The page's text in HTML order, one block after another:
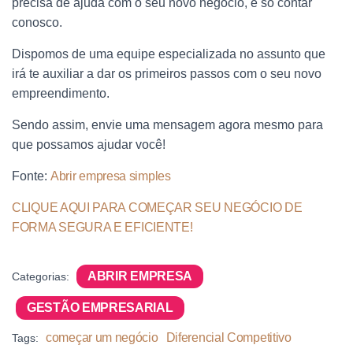
precisa de ajuda com o seu novo negócio, é só contar
conosco.
Dispomos de uma equipe especializada no assunto que
irá te auxiliar a dar os primeiros passos com o seu novo
empreendimento.
Sendo assim, envie uma mensagem agora mesmo para
que possamos ajudar você!
Fonte: Abrir empresa simples
CLIQUE AQUI PARA COMEÇAR SEU NEGÓCIO DE
FORMA SEGURA E EFICIENTE!
Categorias: ABRIR EMPRESA
GESTÃO EMPRESARIAL
Tags: começar um negócio Diferencial Competitivo